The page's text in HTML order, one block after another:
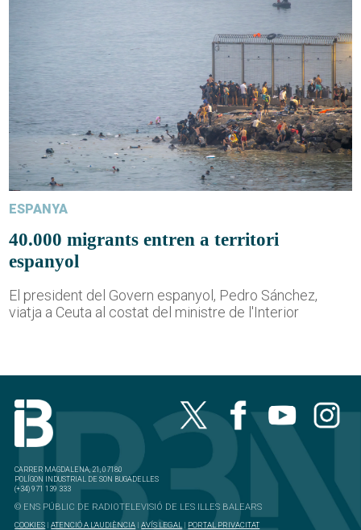
ESPANYA
40.000 migrants entren a territori
espanyol
El president del Govern espanyol, Pedro Sánchez,
viatja a Ceuta al costat del ministre de l'Interior
CARRER MAGDALENA, 21, 07180
POLÍGON INDUSTRIAL DE SON BUGADELLES
(+34) 971 139 333
© ENS PÚBLIC DE RADIOTELEVISIÓ DE LES ILLES BALEARS
COOKIES |ATENCIÓ A L'AUDIÈNCIA |AVÍS LEGAL | PORTAL PRIVACITAT